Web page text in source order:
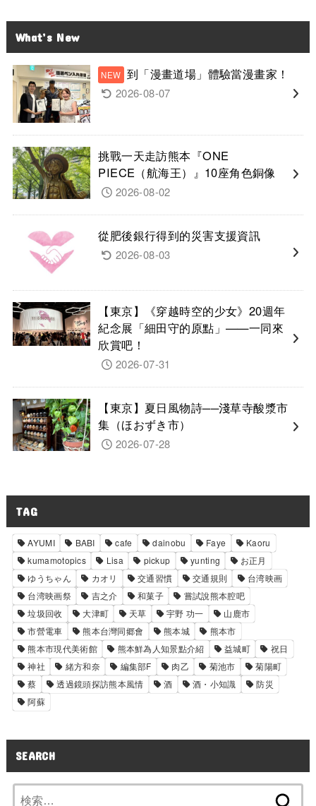
What’s New
到「漫畫道場」體驗當漫畫家！
2026-08-07
挑戰一天走訪熊本『ONE
PIECE（航海王）』10座角色銅像
2026-08-02
從肥後銀行得到的災害支援資訊
2026-08-03
【東京】《穿越時空的少女》20週年
紀念展「細田守的原點」——一同來
欣賞吧！
2026-07-31
【東京】夏日風物詩──淺草寺酸漿市
集（ほおずき市）
2026-07-28
TAG
AYUMI BABI cafe dainobu Faye
Kaoru
kumamotopics
Lisa pickup yunting
お正月
ゆうちゃん
カオリ 交通習慣 交通規則
台湾映画
台湾映画祭
吉之介 和菓子
嘗試說熊本腔吧
垃圾回收
大津町 天草 宇野 功一
山鹿市
市營電車
熊本台灣同郷會 熊本城
熊本市
熊本市現代美術館
熊本鮮為人知景點介紹 益城町
祝日
神社
緒方和奈 編集部F 肉乙 菊池市
菊陽町
蔡
透過鏡頭探訪熊本風情 酒 酒・小知識
防災
阿蘇
SEARCH